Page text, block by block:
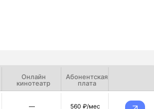
Онлайн
кинотеатр
Абонентская
плата
— 560 ₽/мес